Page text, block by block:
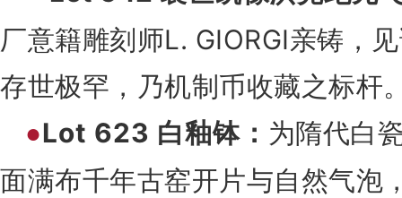
厂意籍雕刻师L. GIORGI亲铸，
存世极罕，乃机制币收藏之标杆
●Lot 623 白釉钵： 为隋代白
面满布千年古窑开片与自然气泡